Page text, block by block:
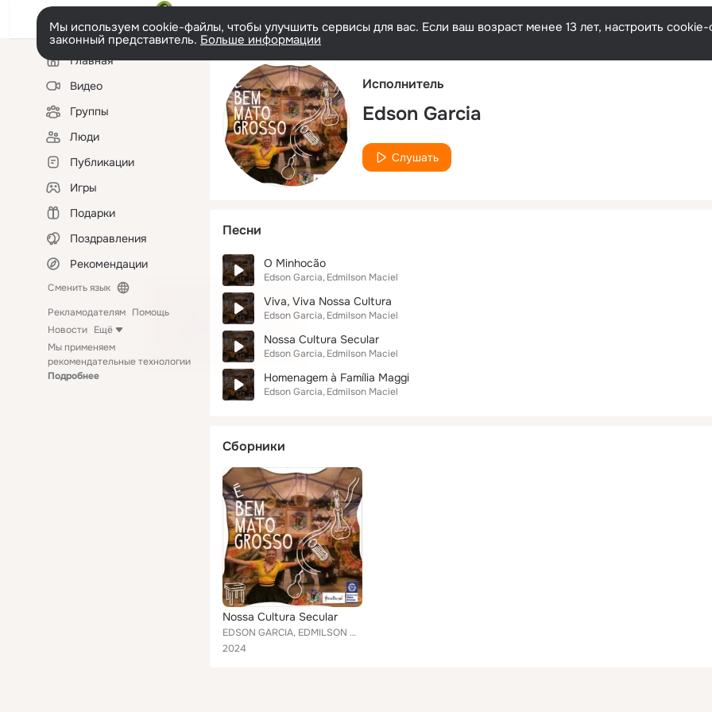
Мы используем cookie-файлы, чтобы улучшить сервисы для вас. Если ваш возраст менее 13 лет, настроить
законный представитель. Больше информации
Левая
колонкаГлавная
Видео
Группы
Люди
Публикации
Игры
Подарки
Поздравления
Рекомендации
Сменить язык
Рекламодателям Помощь
Новости Ещё
Мы применяем
рекомендательные технологии
Подробнее
Исполнитель
Edson Garcia
Слушать
Песни
O Minhocão
Edson Garcia Edmilson Maciel
Viva, Viva Nossa Cultura
Edson Garcia Edmilson Maciel
Nossa Cultura Secular
Edson Garcia Edmilson Maciel
Homenagem à Família Maggi
Edson Garcia Edmilson Maciel
Сборники
Nossa Cultura Secular
EDSON GARCIA, EDMILSON MACIEL
2024